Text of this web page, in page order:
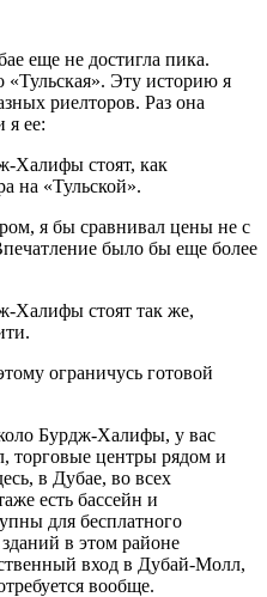
еще не достигла пика.
«Тульская». Эту историю я
риелторов. Раз она
я ее:
Халифы стоят, как
на «Тульской».
я бы сравнивал цены не с
было бы еще более
Халифы стоят так же,
ограничусь готовой
Бурдж-Халифы, у вас
торговые центры рядом и
в Дубае, во всех
есть бассейн и
для бесплатного
в этом районе
вход в Дубай-Молл,
вообще.